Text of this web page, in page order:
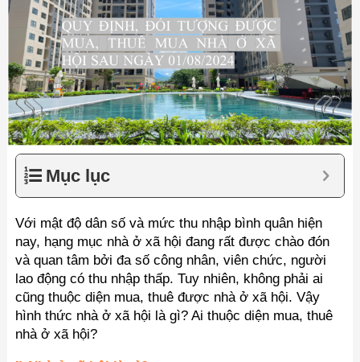
Mục lục
Với mật độ dân số và mức thu nhập bình quân hiện
nay, hạng mục nhà ở xã hội đang rất được chào đón
và quan tâm bởi đa số công nhân, viên chức, người
lao động có thu nhập thấp. Tuy nhiên, không phải ai
cũng thuộc diện mua, thuê được nhà ở xã hội. Vậy
hình thức nhà ở xã hội là gì? Ai thuộc diện mua, thuê
nhà ở xã hội?